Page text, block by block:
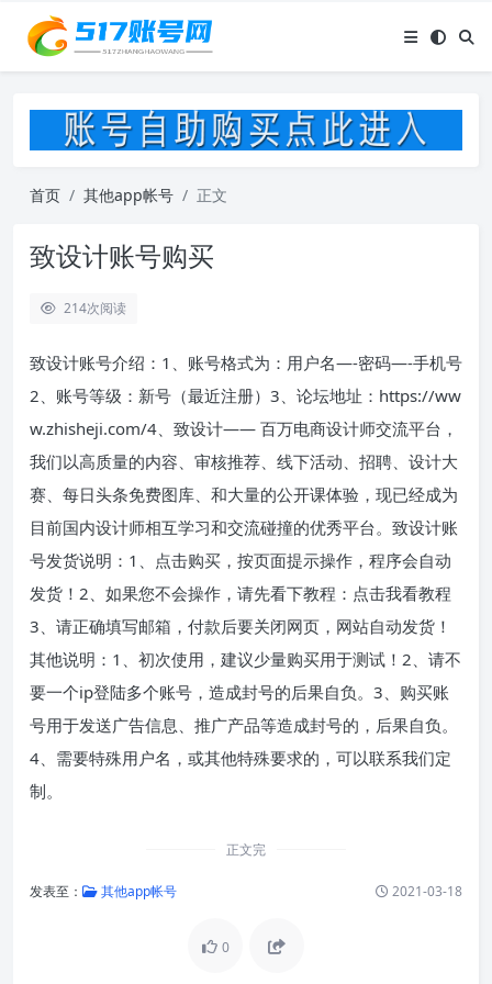
首页 其他app帐号 正文
致设计账号购买
214次阅读
致设计账号介绍：1、账号格式为：用户名—-密码—-手机号
2、账号等级：新号（最近注册）3、论坛地址：https://ww
w.zhisheji.com/4、致设计—— 百万电商设计师交流平台，
我们以高质量的内容、审核推荐、线下活动、招聘、设计大
赛、每日头条免费图库、和大量的公开课体验，现已经成为
目前国内设计师相互学习和交流碰撞的优秀平台。致设计账
号发货说明：1、点击购买，按页面提示操作，程序会自动
发货！2、如果您不会操作，请先看下教程：点击我看教程
3、请正确填写邮箱，付款后要关闭网页，网站自动发货！
其他说明：1、初次使用，建议少量购买用于测试！2、请不
要一个ip登陆多个账号，造成封号的后果自负。3、购买账
号用于发送广告信息、推广产品等造成封号的，后果自负。
4、需要特殊用户名，或其他特殊要求的，可以联系我们定
制。
正文完
发表至： 其他app帐号 2021-03-18
0